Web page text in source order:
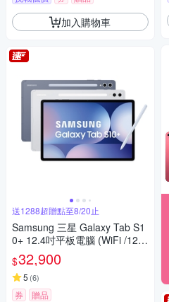
加入購物車
送1288超贈點至8/20止
Samsung 三星 Galaxy Tab S1
0+ 12.4吋平板電腦 (WiFi /12G/
256GB) X820
$32,900
5 (6)
券 贈品